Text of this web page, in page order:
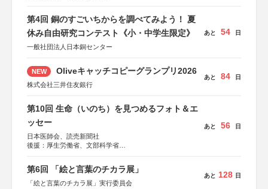
第4回 銅のすごいちからを調べてみよう！ 夏
休み自由研究コンテスト《小・中学生限定》
一般社団法人日本銅センター
あと 54 日
NEW Oliveキャッチコピーグランプリ2026
株式会社三井住友銀行
あと 84 日
第10回 生命（いのち）を見つめるフォト＆エ
ッセー
日本医師会、読売新聞社
後援：厚生労働省、文部科学省
しん生命保険株式会社
あと 56 日
第6回 「絵と言葉のチカラ展」
「絵と言葉のチカラ展」実行委員会
あと 128 日